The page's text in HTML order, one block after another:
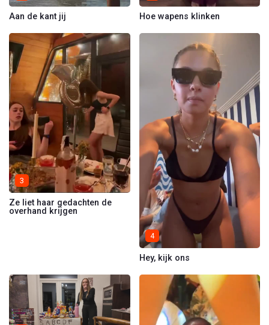
Aan de kant jij Hoe wapens klinken
3
Ze liet haar gedachten de
overhand krijgen
4
Hey, kijk ons